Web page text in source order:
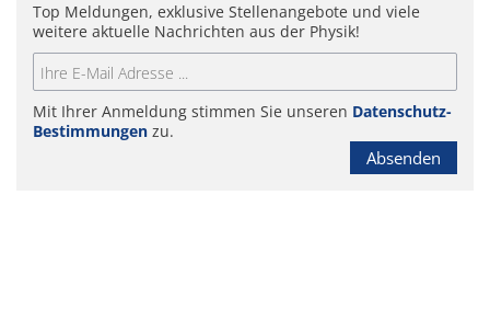
Top Meldungen, exklusive Stellenangebote und viele
weitere aktuelle Nachrichten aus der Physik!
Mit Ihrer Anmeldung stimmen Sie unseren Datenschutz-
Bestimmungen zu.
Absenden